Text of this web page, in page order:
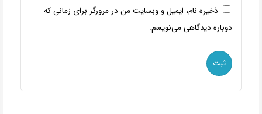
ذخیره نام، ایمیل و وبسایت من در مرورگر برای زمانی که
دوباره دیدگاهی می‌نویسم.